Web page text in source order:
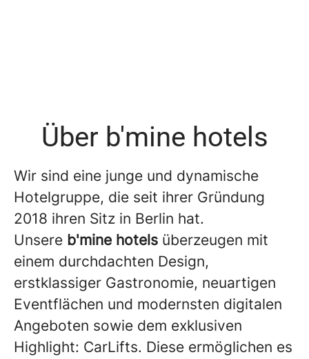
Über b'mine hotels
Wir sind eine junge und dynamische
Hotelgruppe, die seit ihrer Gründung
2018 ihren Sitz in Berlin hat.
Unsere b'mine hotels überzeugen mit
einem durchdachten Design,
erstklassiger Gastronomie, neuartigen
Eventflächen und modernsten digitalen
Angeboten sowie dem exklusiven
Highlight: CarLifts. Diese ermöglichen es